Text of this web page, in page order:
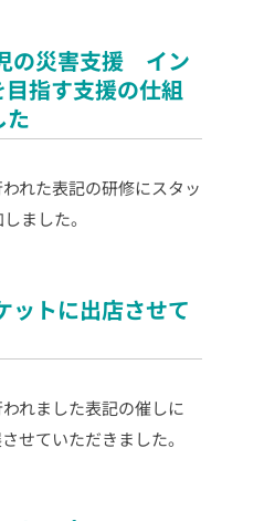
の災害支援 イン
指す支援の仕組
た
れた表記の研修にスタッ
ました。
トに出店させて
れました表記の催しに
せていただきました。